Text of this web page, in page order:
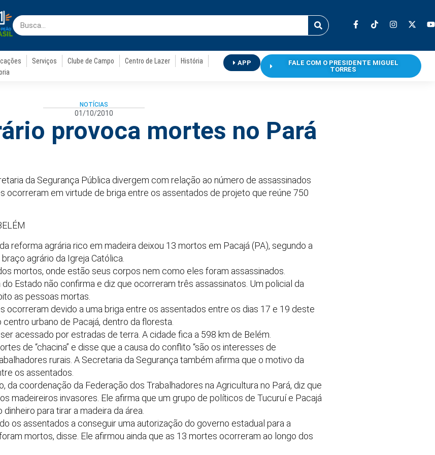
Serviços Clube de Campo Centro de Lazer
História
APP
FALE COM O PRESIDENTE MIGUEL
TORRES
NOTÍCIAS
01/10/2010
provoca mortes no Pará
da Segurança Pública divergem com relação ao número de assassinados
ocorreram em virtude de briga entre os assentados de projeto que reúne 750
reforma agrária rico em madeira deixou 13 mortos em Pacajá (PA), segundo a
agrário da Igreja Católica.
mortos, onde estão seus corpos nem como eles foram assassinados.
Estado não confirma e diz que ocorreram três assassinatos. Um policial da
as pessoas mortas.
ocorreram devido a uma briga entre os assentados entre os dias 17 e 19 deste
urbano de Pacajá, dentro da floresta.
acessado por estradas de terra. A cidade fica a 598 km de Belém.
de “chacina” e disse que a causa do conflito “são os interesses de
rurais. A Secretaria da Segurança também afirma que o motivo da
os assentados.
da coordenação da Federação dos Trabalhadores na Agricultura no Pará, diz que
madeireiros invasores. Ele afirma que um grupo de políticos de Tucuruí e Pacajá
para tirar a madeira da área.
os assentados a conseguir uma autorização do governo estadual para a
mortos, disse. Ele afirmou ainda que as 13 mortes ocorreram ao longo dos